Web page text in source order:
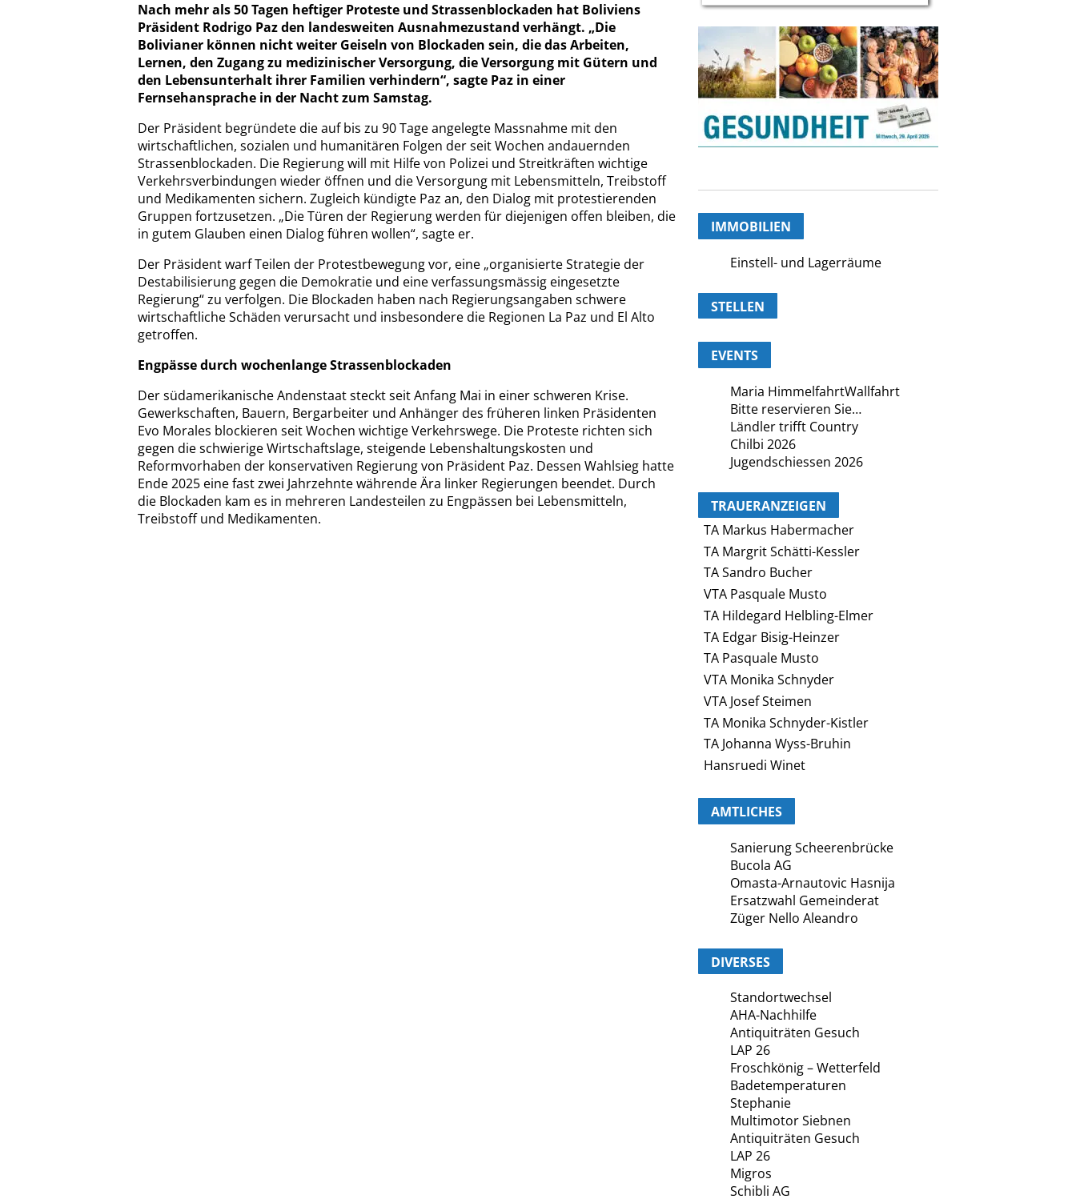
Nach mehr als 50 Tagen heftiger Proteste und Strassenblockaden hat Boliviens
Präsident Rodrigo Paz den landesweiten Ausnahmezustand verhängt. „Die
Bolivianer können nicht weiter Geiseln von Blockaden sein, die das Arbeiten,
Lernen, den Zugang zu medizinischer Versorgung, die Versorgung mit Gütern und
den Lebensunterhalt ihrer Familien verhindern“, sagte Paz in einer
Fernsehansprache in der Nacht zum Samstag.
Der Präsident begründete die auf bis zu 90 Tage angelegte Massnahme mit den
wirtschaftlichen, sozialen und humanitären Folgen der seit Wochen andauernden
Strassenblockaden. Die Regierung will mit Hilfe von Polizei und Streitkräften wichtige
Verkehrsverbindungen wieder öffnen und die Versorgung mit Lebensmitteln, Treibstoff
und Medikamenten sichern. Zugleich kündigte Paz an, den Dialog mit protestierenden
Gruppen fortzusetzen. „Die Türen der Regierung werden für diejenigen offen bleiben, die
in gutem Glauben einen Dialog führen wollen“, sagte er.
Der Präsident warf Teilen der Protestbewegung vor, eine „organisierte Strategie der
Destabilisierung gegen die Demokratie und eine verfassungsmässig eingesetzte
Regierung“ zu verfolgen. Die Blockaden haben nach Regierungsangaben schwere
wirtschaftliche Schäden verursacht und insbesondere die Regionen La Paz und El Alto
getroffen.
Engpässe durch wochenlange Strassenblockaden
Der südamerikanische Andenstaat steckt seit Anfang Mai in einer schweren Krise.
Gewerkschaften, Bauern, Bergarbeiter und Anhänger des früheren linken Präsidenten
Evo Morales blockieren seit Wochen wichtige Verkehrswege. Die Proteste richten sich
gegen die schwierige Wirtschaftslage, steigende Lebenshaltungskosten und
Reformvorhaben der konservativen Regierung von Präsident Paz. Dessen Wahlsieg hatte
Ende 2025 eine fast zwei Jahrzehnte währende Ära linker Regierungen beendet. Durch
die Blockaden kam es in mehreren Landesteilen zu Engpässen bei Lebensmitteln,
Treibstoff und Medikamenten.
IMMOBILIEN
Einstell- und Lagerräume
STELLEN
EVENTS
Maria HimmelfahrtWallfahrt
Bitte reservieren Sie…
Ländler trifft Country
Chilbi 2026
Jugendschiessen 2026
TRAUERANZEIGEN
TA Markus Habermacher
TA Margrit Schätti-Kessler
TA Sandro Bucher
VTA Pasquale Musto
TA Hildegard Helbling-Elmer
TA Edgar Bisig-Heinzer
TA Pasquale Musto
VTA Monika Schnyder
VTA Josef Steimen
TA Monika Schnyder-Kistler
TA Johanna Wyss-Bruhin
Hansruedi Winet
AMTLICHES
Sanierung Scheerenbrücke
Bucola AG
Omasta-Arnautovic Hasnija
Ersatzwahl Gemeinderat
Züger Nello Aleandro
DIVERSES
Standortwechsel
AHA-Nachhilfe
Antiquiträten Gesuch
LAP 26
Froschkönig – Wetterfeld
Badetemperaturen
Stephanie
Multimotor Siebnen
Antiquiträten Gesuch
LAP 26
Migros
Schibli AG